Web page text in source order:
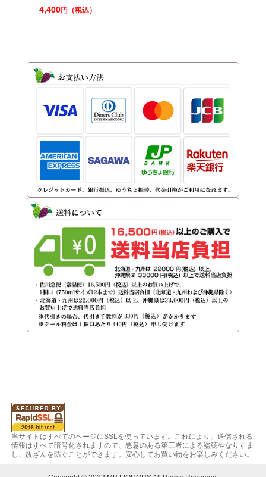
4,400円（税込）
当サイトはすべてのページにSSLを使っています。これにより、送信される
情報はすべて暗号化されますので、悪意のある第三者による盗聴やなりすま
し、改ざんを防ぐことができます。安心してお買い物をお楽しみください。